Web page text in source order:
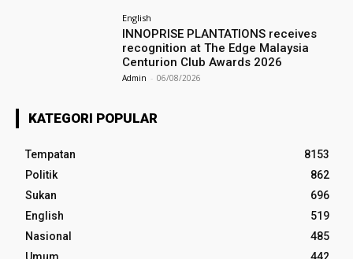
English
INNOPRISE PLANTATIONS receives
recognition at The Edge Malaysia
Centurion Club Awards 2026
Admin - 06/08/2026
KATEGORI POPULAR
Tempatan
8153
Politik
862
Sukan
696
English
519
Nasional
485